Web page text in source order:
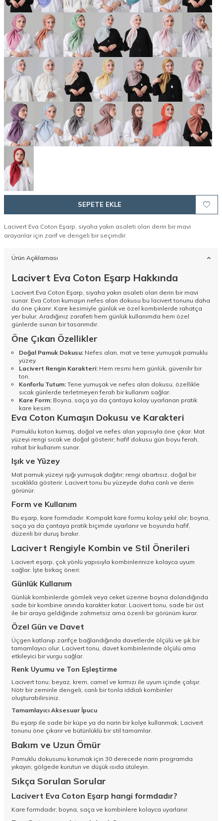
SEPETE EKLE
Lacivert Eva Coton Eşarp, siyaha yakın asaleti olan derin bir mavi
arayanlar için zarif ve dengeli bir seçimdir.
Ürün Açıklaması
Lacivert Eva Coton Eşarp Hakkında
Lacivert Eva Coton Eşarp, siyaha yakın asaleti olan derin bir mavi
sunar. Eva Coton kumaşın nefes alan dokusu bu lacivert tonunu daha
da öne çıkarır. Kare kesimiyle günlük ve özel kombinlerde rahatça
yer bulur. Aradığınız zarafeti hem günlük kullanımda hem özel
günlerde sunan bir tasarımdır.
Öne Çıkan Özellikler
Doğal Pamuk Dokusu: Nefes alan, mat ve tene yumuşak pamuklu
yüzey.
Lacivert Rengin Karakteri: Hem resmi hem günlük, güvenilir bir
ton.
Konforlu Tutum: Tene yumuşak ve nefes alan dokusu, özellikle
sıcak günlerde terletmeyen ferah bir kullanım sağlar.
Kare Form: Boyna, saça ya da çantaya kolay uyarlanan pratik
kare kesim.
Eva Coton Kumaşın Dokusu ve Karakteri
Pamuklu koton kumaş, doğal ve nefes alan yapısıyla öne çıkar. Mat
yüzeyi rengi sıcak ve doğal gösterir; hafif dokusu gün boyu ferah,
rahat bir kullanım sunar.
Işık ve Yüzey
Mat pamuk yüzeyi ışığı yumuşak dağıtır; rengi abartısız, doğal bir
sıcaklıkla gösterir. Lacivert tonu bu yüzeyde daha canlı ve derin
görünür.
Form ve Kullanım
Bu eşarp, kare formdadır. Kompakt kare formu kolay şekil alır; boyna,
saça ya da çantaya pratik biçimde uyarlanır ve boyunda hafif,
düzenli bir duruş bırakır.
Lacivert Rengiyle Kombin ve Stil Önerileri
Lacivert eşarp, çok yönlü yapısıyla kombinlerinize kolayca uyum
sağlar. İşte birkaç öneri:
Günlük Kullanım
Günlük kombinlerde gömlek veya ceket üzerine boyna dolandığında
sade bir kombine anında karakter katar. Lacivert tonu, sade bir üst
ile bir araya geldiğinde zahmetsiz ama özenli bir görünüm kurar.
Özel Gün ve Davet
Üçgen katlanıp zarifçe bağlandığında davetlerde ölçülü ve şık bir
tamamlayıcı olur. Lacivert tonu, davet kombinlerinde ölçülü ama
etkileyici bir vurgu sağlar.
Renk Uyumu ve Ton Eşleştirme
Lacivert tonu; beyaz, krem, camel ve kırmızı ile uyum içinde çalışır.
Nötr bir zeminle dengeli, canlı bir tonla iddialı kombinler
oluşturabilirsiniz.
Tamamlayıcı Aksesuar İpucu
Bu eşarp ile sade bir küpe ya da narin bir kolye kullanmak, Lacivert
tonunu öne çıkarır ve bütünlüklü bir stil tamamlar.
Bakım ve Uzun Ömür
Pamuklu dokusunu korumak için 30 derecede narin programda
yıkayın; gölgede kurutun ve düşük ısıda ütüleyin.
Sıkça Sorulan Sorular
Lacivert Eva Coton Eşarp hangi formdadır?
Kare formdadır; boyna, saça ve kombinlere kolayca uyarlanır.